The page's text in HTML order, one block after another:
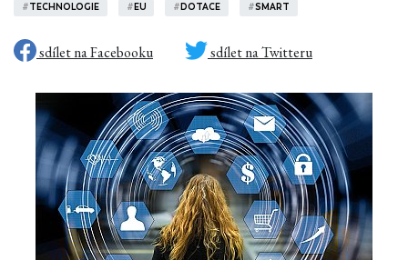
#TECHNOLOGIE #EU #DOTACE #SMART
sdílet na Facebooku sdílet na Twitteru